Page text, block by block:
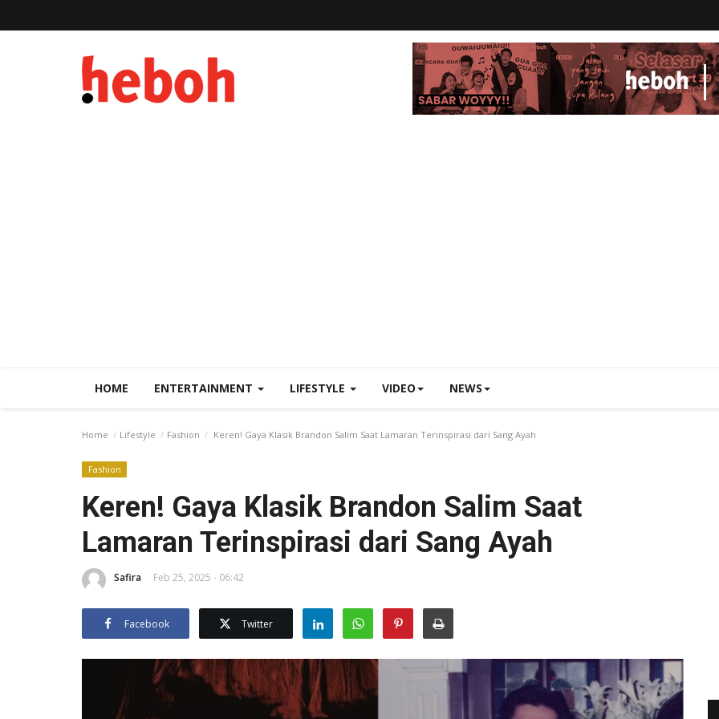
HOME ENTERTAINMENT LIFESTYLE VIDEO NEWS
Home Lifestyle Fashion Keren! Gaya Klasik Brandon Salim Saat Lamaran Terinspirasi dari Sang Ayah
Fashion
Keren! Gaya Klasik Brandon Salim Saat
Lamaran Terinspirasi dari Sang Ayah
Safira Feb 25, 2025 - 06:42
Facebook Twitter